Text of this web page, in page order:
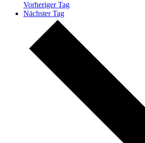
Vorheriger Tag
Nächster Tag